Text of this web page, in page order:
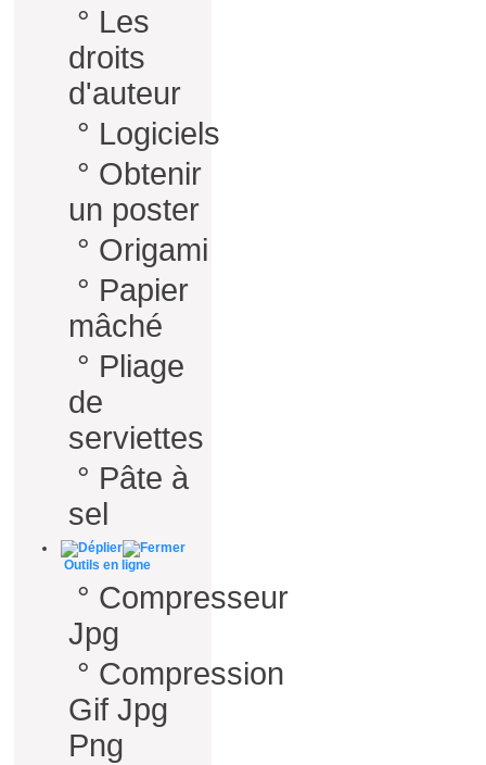
° Les
droits
d'auteur
° Logiciels
° Obtenir
un poster
° Origami
° Papier
mâché
° Pliage
de
serviettes
° Pâte à
sel
Outils en ligne
° Compresseur
Jpg
° Compression
Gif Jpg
Png